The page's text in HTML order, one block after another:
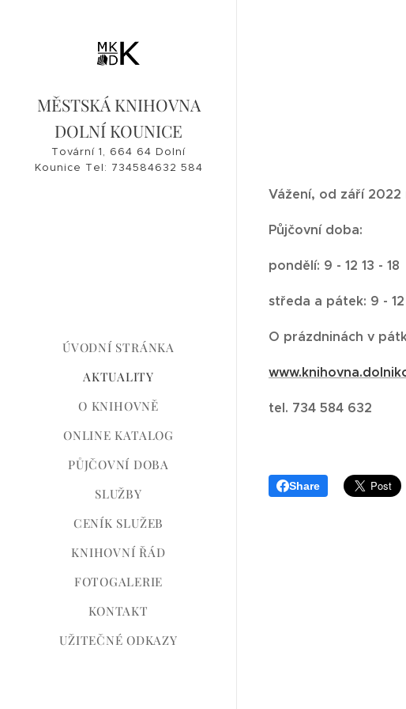
MĚSTSKÁ KNIHOVNA
DOLNÍ KOUNICE
Tovární 1, 664 64 Dolní
Kounice Tel: 734584632 584
ÚVODNÍ STRÁNKA
AKTUALITY
O KNIHOVNĚ
ONLINE KATALOG
PŮJČOVNÍ DOBA
SLUŽBY
CENÍK SLUŽEB
KNIHOVNÍ ŘÁD
FOTOGALERIE
KONTAKT
UŽITEČNÉ ODKAZY
Vážení, od září
Půjčovní doba:
pondělí: 9 - 12 13 - 18
středa a pátek: 9 - 12
O prázdninách v
tel. 734 584 632
Share